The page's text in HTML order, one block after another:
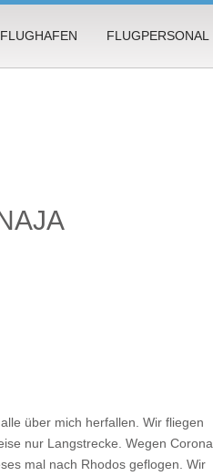
FLUGHAFEN FLUGPERSONAL
über mich herfallen. Wir fliegen
nur Langstrecke. Wegen Corona
mal nach Rhodos geflogen. Wir